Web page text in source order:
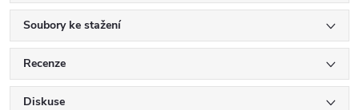
Soubory ke stažení
Recenze
Diskuse